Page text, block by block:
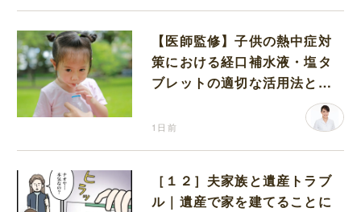
【医師監修】子供の熱中症対
策における経口補水液・塩タ
ブレットの適切な活用法と水
1日前
［１２］夫家族と遺産トラブ
ル｜遺産で家を建てることに